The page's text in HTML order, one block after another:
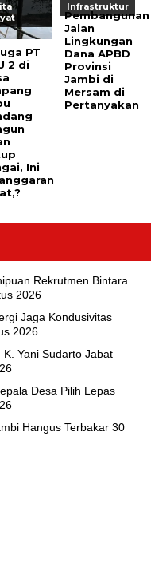
PT
2 di
Ini
Infrastruktur
Pembangunan
Jalan
Lingkungan
Dana APBD
Provinsi
Jambi di
Mersam di
Pertanyakan
Rekrutmen Bintara
2026
Jaga Kondusivitas
2026
Yani Sudarto Jabat
Desa Pilih Lepas
Hangus Terbakar 30